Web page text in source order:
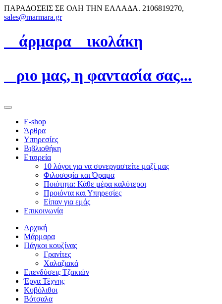
ΠΑΡΑΔΟΣΕΙΣ ΣΕ ΟΛΗ ΤΗΝ ΕΛΛΑΔΑ. 2106819270,
sales@marmara.gr
άρμαρα
ικολάκη
ριο μας, η φαντασία σας...
E-shop
Άρθρα
Υπηρεσίες
Βιβλιοθήκη
Εταιρεία
10 λόγοι για να συνεργαστείτε μαζί μας
Φιλοσοφία και Όραμα
Ποιότητα: Κάθε μέρα καλύτεροι
Προιόντα και Υπηρεσίες
Είπαν για εμάς
Επικοινωνία
Αρχική
Μάρμαρα
Πάγκοι κουζίνας
Γρανίτες
Χαλαζιακά
Επενδύσεις Τζακιών
Έργα Τέχνης
Κυβόλιθοι
Βότσαλα